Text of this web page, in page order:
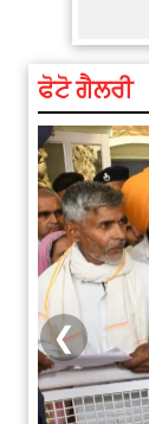
ਫੋਟੋ ਗੈਲਰੀ
❮